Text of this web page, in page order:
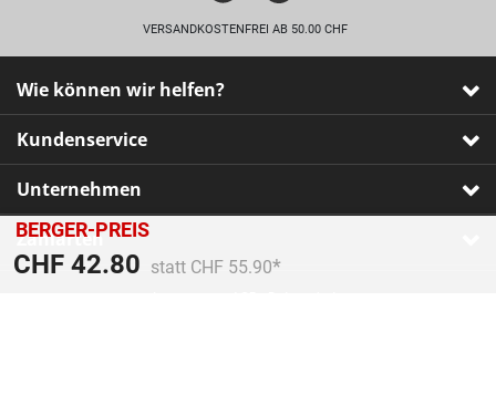
BERGER-PREIS
CHF 42.80 Preis reduziert von
statt CHF 55.90
An
VERSANDKOSTENFREI AB 50.00 CHF
Wie können wir helfen?
Kundenservice
Unternehmen
Zahlarten